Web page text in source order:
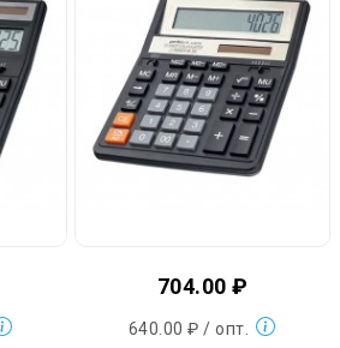
704.00 ₽
640.00 ₽ / опт.